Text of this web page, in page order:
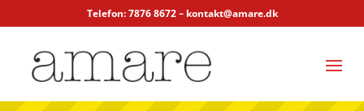
Telefon: 7876 8672 – kontakt@amare.dk